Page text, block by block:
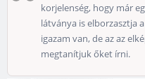
korjelenség, hogy már
látványa is elborzasztja
igazam van, de az az
megtanítjuk őket írni.